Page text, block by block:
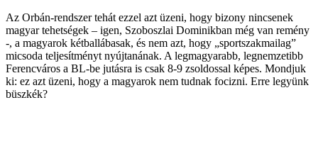
Az Orbán-rendszer tehát ezzel azt üzeni, hogy bizony nincsenek
magyar tehetségek – igen, Szoboszlai Dominikban még van remény
-, a magyarok kétballábasak, és nem azt, hogy „sportszakmailag”
micsoda teljesítményt nyújtanának. A legmagyarabb, legnemzetibb
Ferencváros a BL-be jutásra is csak 8-9 zsoldossal képes. Mondjuk
ki: ez azt üzeni, hogy a magyarok nem tudnak focizni. Erre legyünk
büszkék?